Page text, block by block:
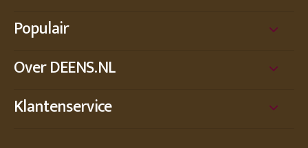
Populair
Over DEENS.NL
Klantenservice